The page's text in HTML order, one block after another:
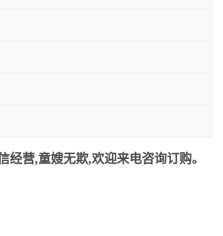
营,童嫂无欺,欢迎来电咨询订购。